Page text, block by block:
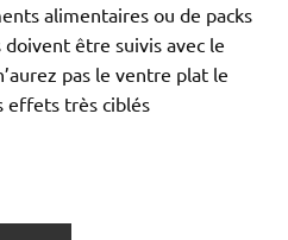
alimentaires ou de packs
être suivis avec le
pas le ventre plat le
effets très ciblés